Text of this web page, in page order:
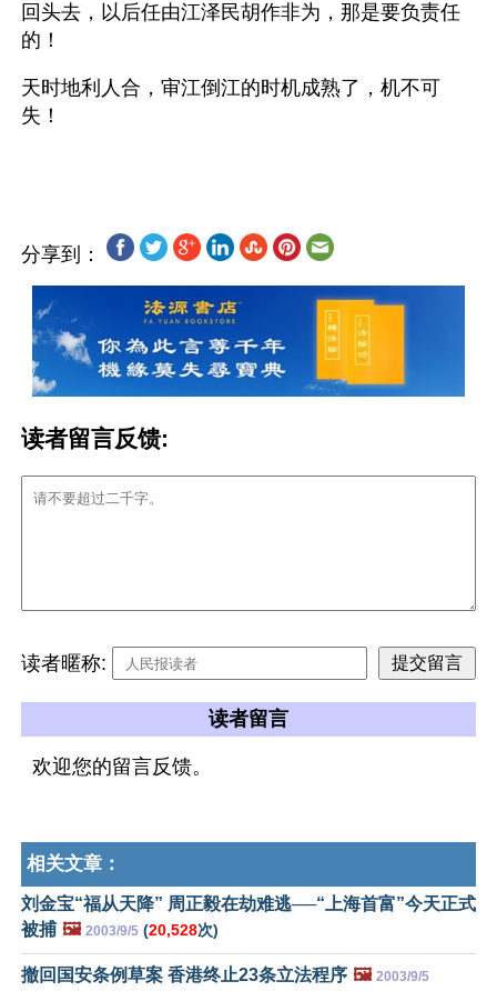
回头去，以后任由江泽民胡作非为，那是要负责任
的！
天时地利人合，审江倒江的时机成熟了，机不可
失！
分享到：
读者留言反馈:
读者暱称:
读者留言
欢迎您的留言反馈。
相关文章：
刘金宝“福从天降” 周正毅在劫难逃──“上海首富”今天正式
被捕 🖼️ 2003/9/5 (20,528次)
撤回国安条例草案 香港终止23条立法程序 🖼️ 2003/9/5